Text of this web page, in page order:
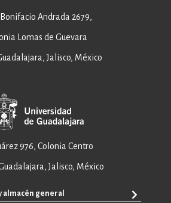
Andrada 2679,
Lomas de Guevara
Jalisco, México
976, Colonia Centro
Jalisco, México
almacén general